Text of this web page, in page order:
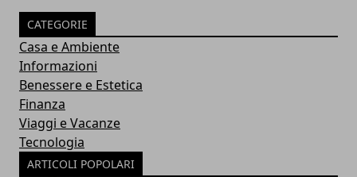
CATEGORIE
Casa e Ambiente
Informazioni
Benessere e Estetica
Finanza
Viaggi e Vacanze
Tecnologia
ARTICOLI POPOLARI